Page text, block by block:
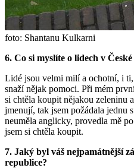
foto: Shantanu Kulkarni
6. Co si myslíte o lidech v
Lidé jsou velmi milí a ochotní, i
snaží nějak pomoci. Při mém
si chtěla koupit nějakou zeleninu
jmenují, tak jsem požádala jednu
neuměla anglicky, provedla mě
jsem si chtěla koupit.
7. Jaký byl váš nejpamátnější
republice?